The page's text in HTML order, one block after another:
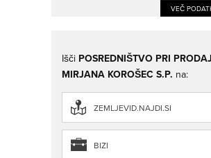
VEČ
Išči POSREDNIŠTVO PRI
MIRJANA KOROŠEC S.P. na:
ZEMLJEVID.NAJDI.SI
BIZI